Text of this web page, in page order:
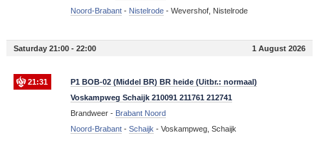
Noord-Brabant- Nistelrode- Wevershof, Nistelrode
Saturday 21:00 - 22:00 1 August 2026
21:31
P1 BOB-02 (Middel BR) BR heide (Uitbr.: normaal)
Voskampweg Schaijk 210091 211761 212741
Brandweer - Brabant Noord
Noord-Brabant- Schaijk - Voskampweg, Schaijk